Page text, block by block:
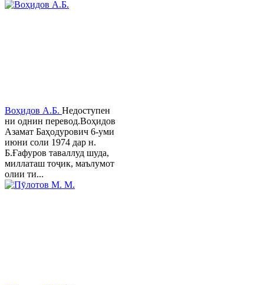
Воҳидов А.Б. Недоступен
ни однин перевод.Воҳидов
Азамат Баҳодурович 6-уми
июни соли 1974 дар н.
Б.Ғафуров таваллуд шуда,
миллаташ тоҷик, маълумот
олии ти...